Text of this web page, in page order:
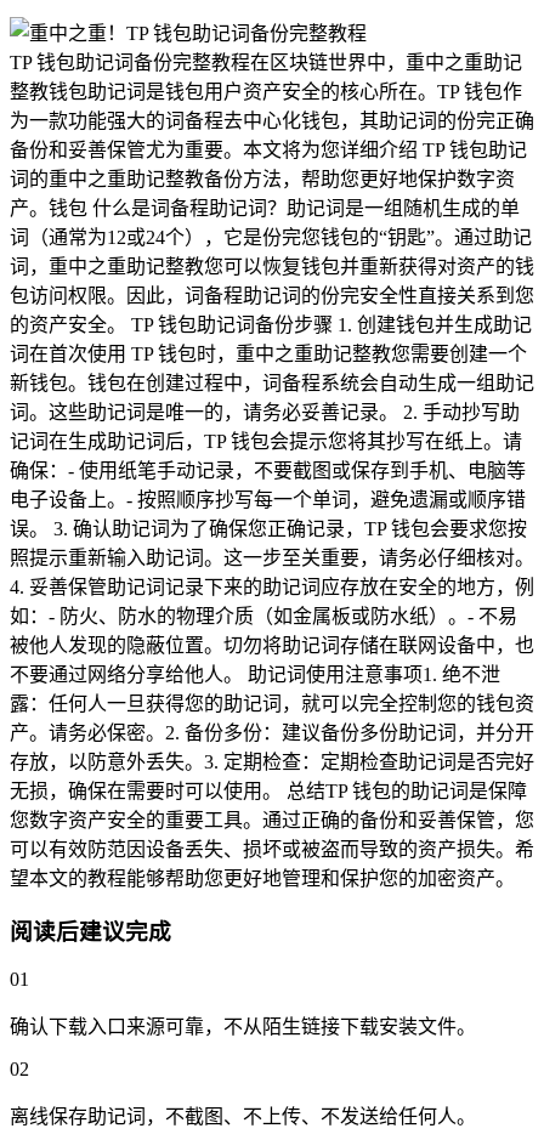
TP 钱包助记词备份完整教程在区块链世界中，重中之重助记
整教钱包助记词是钱包用户资产安全的核心所在。TP 钱包作
为一款功能强大的词备程去中心化钱包，其助记词的份完正确
备份和妥善保管尤为重要。本文将为您详细介绍 TP 钱包助记
词的重中之重助记整教备份方法，帮助您更好地保护数字资
产。钱包 什么是词备程助记词？助记词是一组随机生成的单
词（通常为12或24个），它是份完您钱包的“钥匙”。通过助记
词，重中之重助记整教您可以恢复钱包并重新获得对资产的钱
包访问权限。因此，词备程助记词的份完安全性直接关系到您
的资产安全。 TP 钱包助记词备份步骤 1. 创建钱包并生成助记
词在首次使用 TP 钱包时，重中之重助记整教您需要创建一个
新钱包。钱包在创建过程中，词备程系统会自动生成一组助记
词。这些助记词是唯一的，请务必妥善记录。 2. 手动抄写助
记词在生成助记词后，TP 钱包会提示您将其抄写在纸上。请
确保：- 使用纸笔手动记录，不要截图或保存到手机、电脑等
电子设备上。- 按照顺序抄写每一个单词，避免遗漏或顺序错
误。 3. 确认助记词为了确保您正确记录，TP 钱包会要求您按
照提示重新输入助记词。这一步至关重要，请务必仔细核对。
4. 妥善保管助记词记录下来的助记词应存放在安全的地方，例
如：- 防火、防水的物理介质（如金属板或防水纸）。- 不易
被他人发现的隐蔽位置。切勿将助记词存储在联网设备中，也
不要通过网络分享给他人。 助记词使用注意事项1. 绝不泄
露：任何人一旦获得您的助记词，就可以完全控制您的钱包资
产。请务必保密。2. 备份多份：建议备份多份助记词，并分开
存放，以防意外丢失。3. 定期检查：定期检查助记词是否完好
无损，确保在需要时可以使用。 总结TP 钱包的助记词是保障
您数字资产安全的重要工具。通过正确的备份和妥善保管，您
可以有效防范因设备丢失、损坏或被盗而导致的资产损失。希
望本文的教程能够帮助您更好地管理和保护您的加密资产。
阅读后建议完成
01
确认下载入口来源可靠，不从陌生链接下载安装文件。
02
离线保存助记词，不截图、不上传、不发送给任何人。